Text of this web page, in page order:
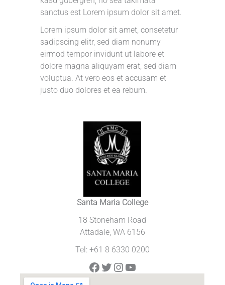
sanctus est Lorem ipsum dolor sit amet.
Lorem ipsum dolor sit amet, consetetur
sadipscing elitr, sed diam nonumy
eirmod tempor invidunt ut labore et
dolore magna aliquyam erat, sed diam
voluptua. At vero eos et accusam et
justo duo dolores et ea rebum.
Santa Maria College
18 Stoneham Road
Attadale, WA 6156
Tel: +61 8 6330 0200
Facebook
Twitter
Instagram
YouTube